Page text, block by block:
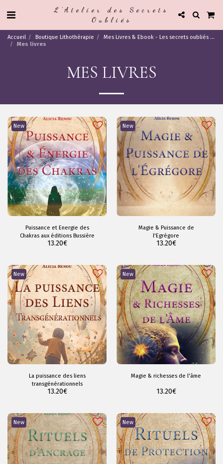
L'Atelier des Secrets
Oubliés
Accueil Boutique Lithothérapie
Mes Livres & Ebook - Les secrets oubliés ...
Mes livres
MES LIVRES
New
Puissance et Energie des
Chakras aux éditions Bussière
13.20€
New
Magie & Puissance de
l'Egrégore
13.20€
New
La puissance des liens
transgénérationnels
13.20€
New
Magie & richesses de l'âme
13.20€
New New